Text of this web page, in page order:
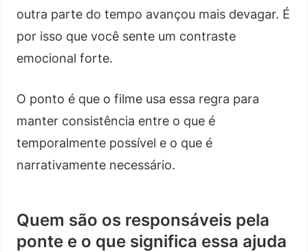
outra parte do tempo avançou mais devagar. É
por isso que você sente um contraste
emocional forte.
O ponto é que o filme usa essa regra para
manter consistência entre o que é
temporalmente possível e o que é
narrativamente necessário.
Quem são os responsáveis pela
ponte e o que significa essa ajuda